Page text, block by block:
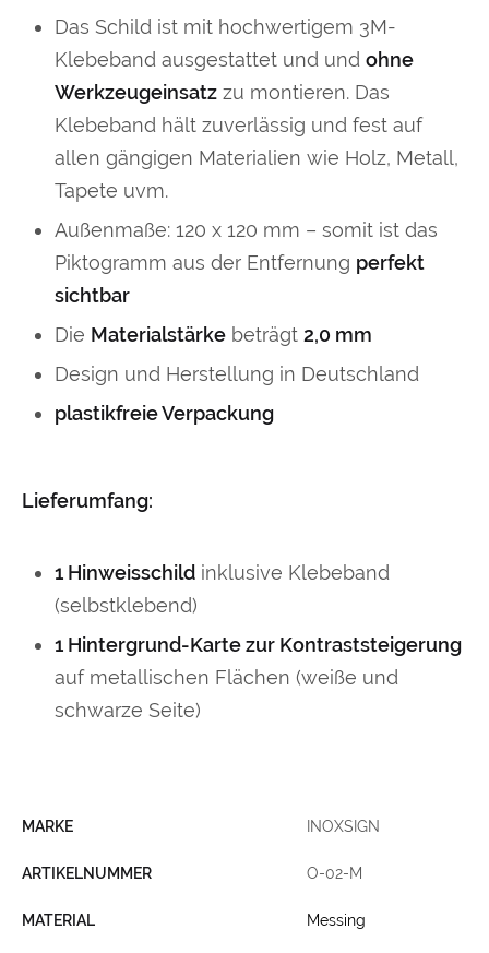
Das Schild ist mit hochwertigem 3M-
Klebeband ausgestattet und und ohne
Werkzeugeinsatz zu montieren. Das
Klebeband hält zuverlässig und fest auf
allen gängigen Materialien wie Holz, Metall,
Tapete uvm.
Außenmaße: 120 x 120 mm – somit ist das
Piktogramm aus der Entfernung perfekt
sichtbar
Die Materialstärke beträgt 2,0 mm
Design und Herstellung in Deutschland
plastikfreie Verpackung
Lieferumfang:
1 Hinweisschild inklusive Klebeband
(selbstklebend)
1 Hintergrund-Karte zur Kontraststeigerung
auf metallischen Flächen (weiße und
schwarze Seite)
MARKE INOXSIGN
ARTIKELNUMMER O-02-M
MATERIAL Messing